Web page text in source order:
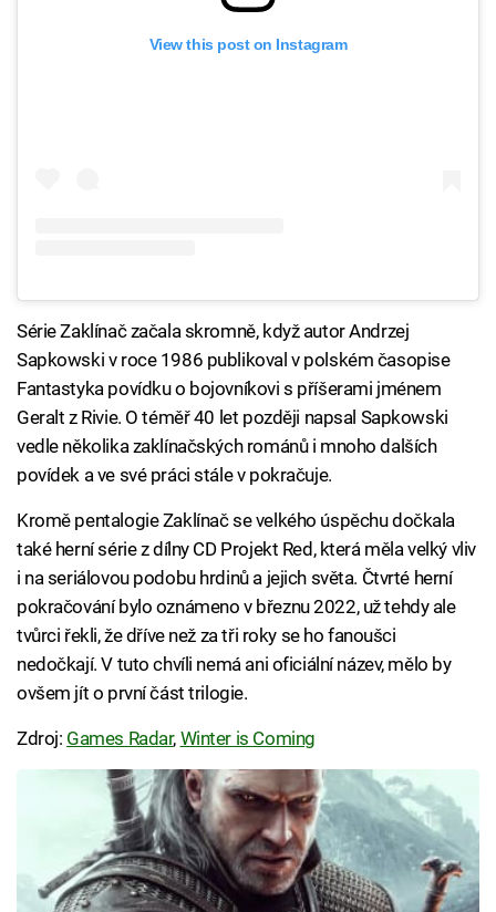
View this post on Instagram
Série Zaklínač začala skromně, když autor Andrzej
Sapkowski v roce 1986 publikoval v polském časopise
Fantastyka povídku o bojovníkovi s příšerami jménem
Geralt z Rivie. O téměř 40 let později napsal Sapkowski
vedle několika zaklínačských románů i mnoho dalších
povídek a ve své práci stále v pokračuje.
Kromě pentalogie Zaklínač se velkého úspěchu dočkala
také herní série z dílny CD Projekt Red, která měla velký vliv
i na seriálovou podobu hrdinů a jejich světa. Čtvrté herní
pokračování bylo oznámeno v březnu 2022, už tehdy ale
tvůrci řekli, že dříve než za tři roky se ho fanoušci
nedočkají. V tuto chvíli nemá ani oficiální název, mělo by
ovšem jít o první část trilogie.
Zdroj: Games Radar, Winter is Coming